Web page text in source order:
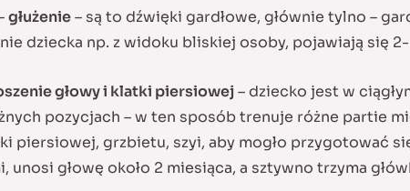
głużenie– są to dźwięki gardłowe, głównie tylno –
dziecka np. z widoku bliskiej osoby, pojawiają się
głowy i klatki piersiowej– dziecko jest w
pozycjach – w ten sposób trenuje różne partie
piersiowej, grzbietu, szyi, aby mogło przygotować
unosi głowę około 2 miesiąca, a sztywno trzyma